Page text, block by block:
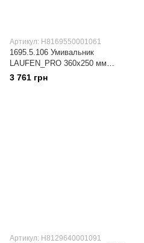
Артикул: H8169550001061
1695.5.106 Умивальник
LAUFEN_PRO 360х250 мм
правий
3 761 грн
Артикул: H8129640001091